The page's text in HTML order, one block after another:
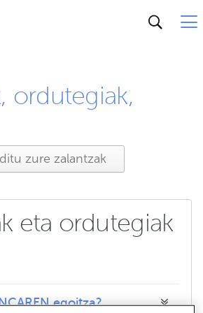
ordutegiak,
eta ordutegiak
egoitza?